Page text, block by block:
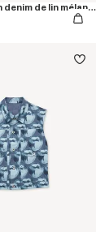
Robe courte en denim de lin mélangé délavé